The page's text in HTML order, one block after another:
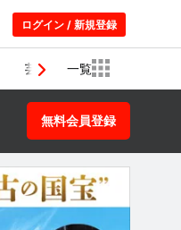
ログイン / 新規登録
芸術・建築物
一覧
無料会員登録